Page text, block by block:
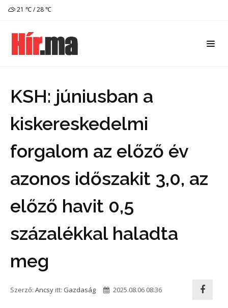
21 ℃ / 28 ℃
KSH: júniusban a
kiskereskedelmi
forgalom az előző év
azonos időszakit 3,0, az
előző havit 0,5
százalékkal haladta
meg
Szerző: Ancsy itt: Gazdaság 2025.08.06 08:36